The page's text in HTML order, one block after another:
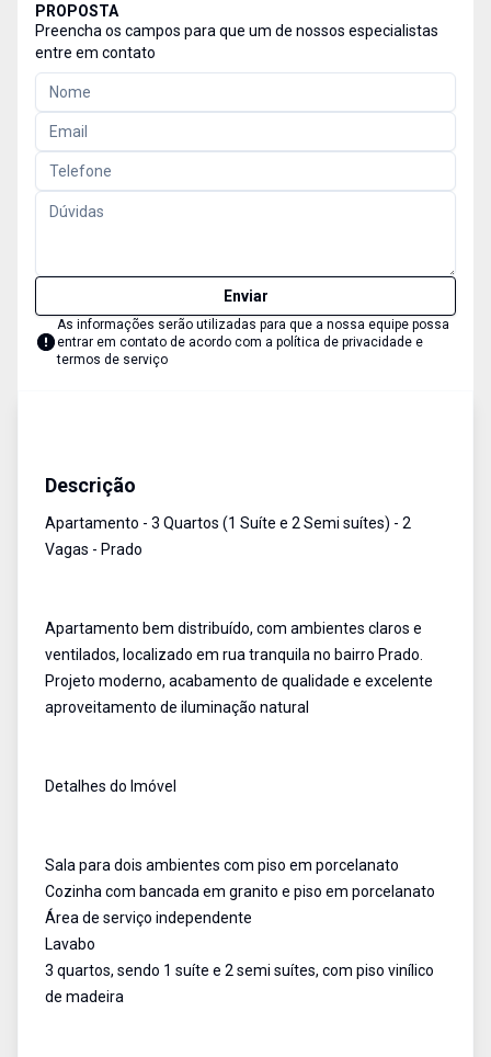
PROPOSTA
Preencha os campos para que um de nossos especialistas
entre em contato
Enviar
As informações serão utilizadas para que a nossa equipe possa
entrar em contato de acordo com a política de privacidade e
termos de serviço
Descrição
Apartamento - 3 Quartos (1 Suíte e 2 Semi suítes) - 2
Vagas - Prado
Apartamento bem distribuído, com ambientes claros e
ventilados, localizado em rua tranquila no bairro Prado.
Projeto moderno, acabamento de qualidade e excelente
aproveitamento de iluminação natural
Detalhes do Imóvel
Sala para dois ambientes com piso em porcelanato
Cozinha com bancada em granito e piso em porcelanato
Área de serviço independente
Lavabo
3 quartos, sendo 1 suíte e 2 semi suítes, com piso vinílico
de madeira